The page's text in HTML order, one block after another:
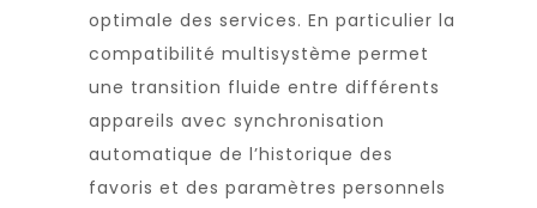
optimale des services. En particulier la
compatibilité multisystème permet
une transition fluide entre différents
appareils avec synchronisation
automatique de l’historique des
favoris et des paramètres personnels